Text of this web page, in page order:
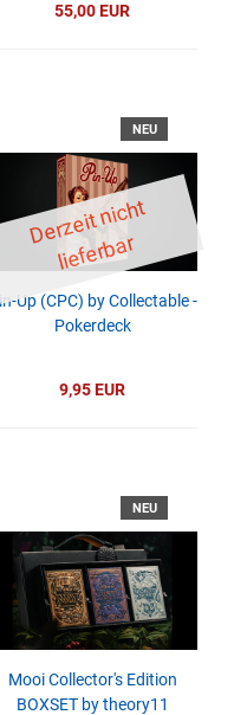
55,00 EUR
D
er
z
eit
ni
c
ht
li
ef
er
b
ar
NEU
Up (CPC) by Collectable -
Pokerdeck
9,95 EUR
NEU
Mooi Collector's Edition
BOXSET by theory11